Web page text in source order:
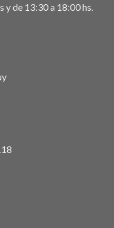
y de 13:30 a 18:00 hs.